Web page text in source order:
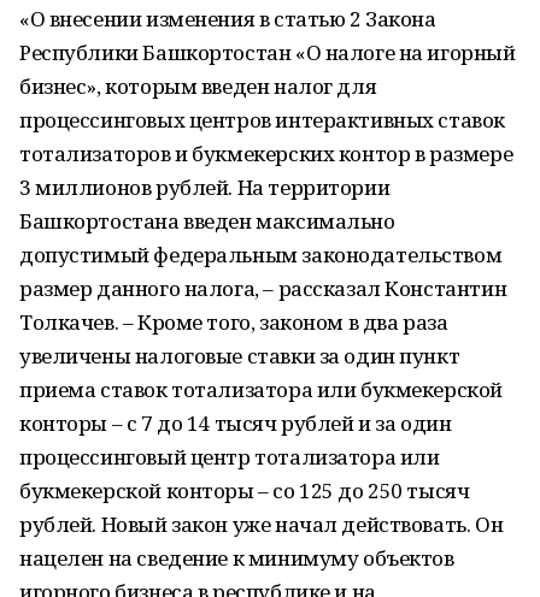
«О внесении изменения в статью 2 Закона
Республики Башкортостан «О налоге на игорный
бизнес», которым введен налог для
процессинговых центров интерактивных ставок
тотализаторов и букмекерских контор в размере
3 миллионов рублей. На территории
Башкортостана введен максимально
допустимый федеральным законодательством
размер данного налога, – рассказал Константин
Толкачев. – Кроме того, законом в два раза
увеличены налоговые ставки за один пункт
приема ставок тотализатора или букмекерской
конторы – с 7 до 14 тысяч рублей и за один
процессинговый центр тотализатора или
букмекерской конторы – со 125 до 250 тысяч
рублей. Новый закон уже начал действовать. Он
нацелен на сведение к минимуму объектов